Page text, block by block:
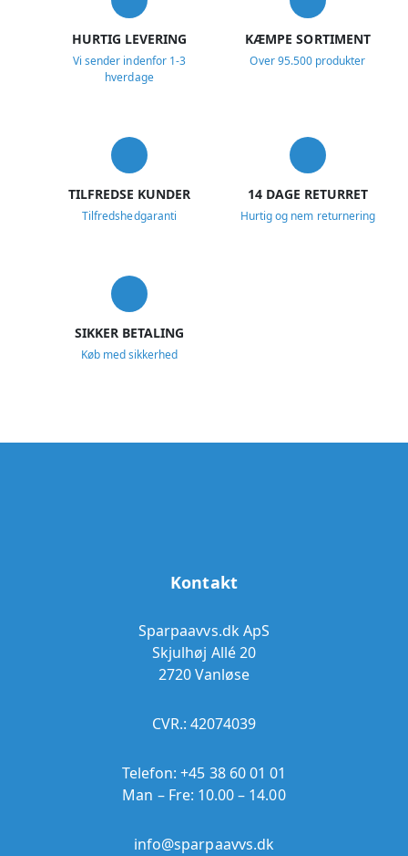
HURTIG LEVERING
Vi sender indenfor 1-3
hverdage
KÆMPE SORTIMENT
Over 95.500 produkter
TILFREDSE KUNDER
Tilfredshedgaranti
14 DAGE RETURRET
Hurtig og nem returnering
SIKKER BETALING
Køb med sikkerhed
Kontakt
Sparpaavvs.dk ApS
Skjulhøj Allé 20
2720 Vanløse
CVR.: 42074039
Telefon:+45 38 60 01 01
Man – Fre: 10.00 – 14.00
info@sparpaavvs.dk